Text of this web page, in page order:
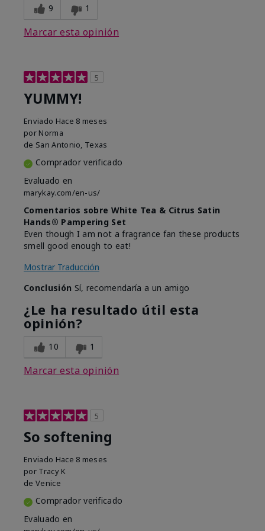
9 1
Marcar esta opinión
5
YUMMY!
Enviado Hace 8 meses
por Norma
de San Antonio, Texas
Comprador verificado
Evaluado en
marykay.com/en-us/
Comentarios sobre White Tea & Citrus Satin
Hands® Pampering Set
Even though I am not a fragrance fan these products
smell good enough to eat!
Mostrar Traducción
Conclusión Sí, recomendaría a un amigo
¿Le ha resultado útil esta
opinión?
10 1
Marcar esta opinión
5
So softening
Enviado Hace 8 meses
por Tracy K
de Venice
Comprador verificado
Evaluado en